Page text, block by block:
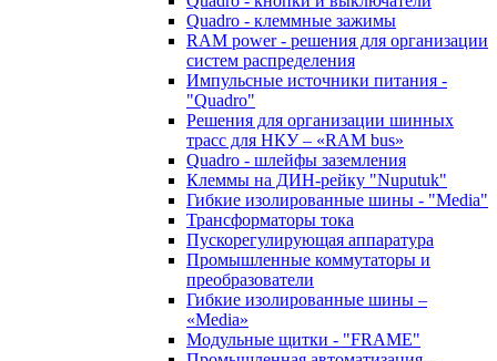
Quadro - клеммные зажимы
RAM power - решения для организации
систем распределения
Импульсные источники питания -
"Quadro"
Решения для организации шинных
трасс для НКУ – «RAM bus»
Quadro - шлейфы заземления
Клеммы на ДИН-рейку "Nuputuk"
Гибкие изолированные шины - "Media"
Трансформаторы тока
Пускорегулирующая аппаратура
Промышленные коммутаторы и
преобразователи
Гибкие изолированные шины –
«Media»
Модульные щитки - "FRAME"